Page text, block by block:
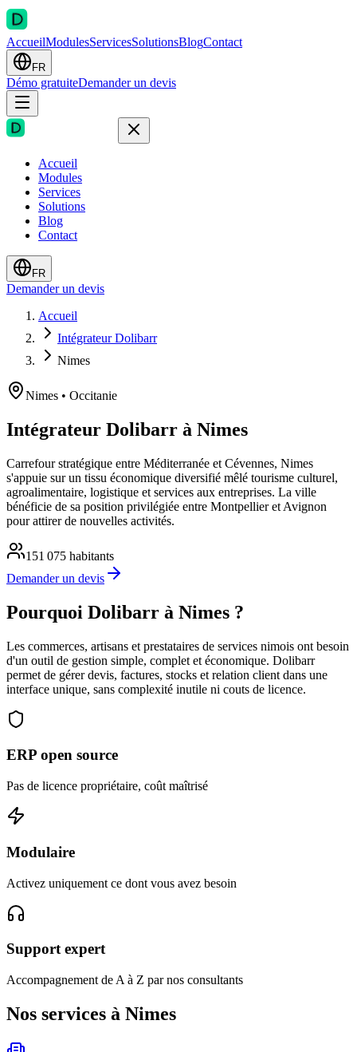
AccueilModulesServicesSolutionsBlogContact
FR
Démo gratuiteDemander un devis
Accueil
Modules
Services
Solutions
Blog
Contact
FR
Demander un devis
Accueil
Intégrateur Dolibarr
Nimes
Nimes • Occitanie
Intégrateur Dolibarr à Nimes
Carrefour stratégique entre Méditerranée et Cévennes, Nimes
s'appuie sur un tissu économique diversifié mêlé tourisme culturel,
agroalimentaire, logistique et services aux entreprises. La ville
bénéficie de sa position privilégiée entre Montpellier et Avignon
pour attirer de nouvelles activités.
151 075 habitants
Demander un devis
Pourquoi Dolibarr à Nimes ?
Les commerces, artisans et prestataires de services nimois ont besoin
d'un outil de gestion simple, complet et économique. Dolibarr
permet de gérer devis, factures, stocks et relation client dans une
interface unique, sans complexité inutile ni couts de licence.
ERP open source
Pas de licence propriétaire, coût maîtrisé
Modulaire
Activez uniquement ce dont vous avez besoin
Support expert
Accompagnement de A à Z par nos consultants
Nos services à Nimes